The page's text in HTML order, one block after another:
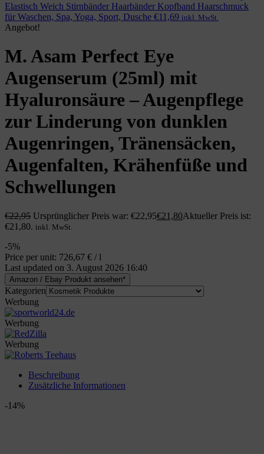
Elastisch Weich Stirnbänder Haarbänder Kopfband Haarschmuck
für Waschen, Spa, Yoga, Sport, Dusche €11,69 inkl. MwSt.
Angebot!
M. Asam Perfect Eye
Augenserum (25ml) mit
Hyaluronsäure – Augenpflege
zur Linderung von dunklen
Augenringen, Tränensäcken,
Augenfalten, Krähenfüße und
Schwellungen
€22,95 Ursprünglicher Preis war: €22,95€21,80Aktueller Preis ist:
€21,80. inkl. MwSt.
-5%
Price per unit: 726,67 € / l
Last updated on 3. August 2026 16:40
Amazon / Ebay Produkt ansehen*
Kategorien
Werbung
Werbung
Werbung
Beschreibung
Zusätzliche Informationen
-14%